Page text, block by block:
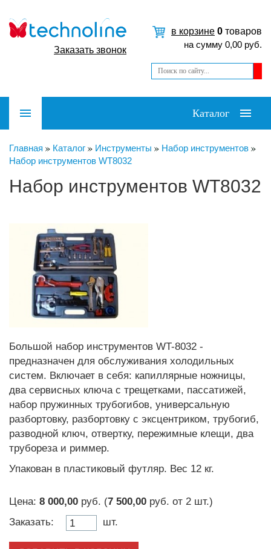
Заказать звонок
в корзине 0 товаров
на сумму 0,00 руб.
Каталог
Главная Каталог Инструменты
Набор инструментов
Набор инструментов WT8032
Набор инструментов WT8032
Большой набор инструментов WT-8032 -
предназначен для обслуживания холодильных
систем. Включает в себя: капиллярные ножницы,
два сервисных ключа с трещетками, пассатижей,
набор пружинных трубогибов, универсальную
разбортовку, разбортовку с эксцентриком, трубогиб,
разводной ключ, отвертку, пережимные клещи, два
трубореза и риммер.
Упакован в пластиковый футляр. Вес 12 кг.
Цена: 8 000,00 руб. (7 500,00 руб. от 2 шт.)
Заказать:
шт.